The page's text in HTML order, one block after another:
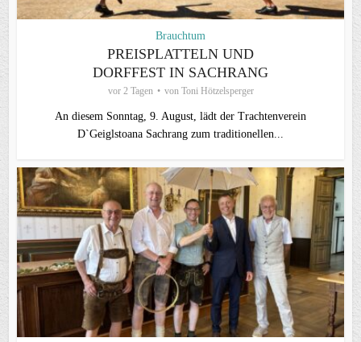
Brauchtum
PREISPLATTELN UND
DORFFEST IN SACHRANG
vor 2 Tagen von Toni Hötzelsperger
An diesem Sonntag, 9. August, lädt der Trachtenverein
D`Geiglstoana Sachrang zum traditionellen...